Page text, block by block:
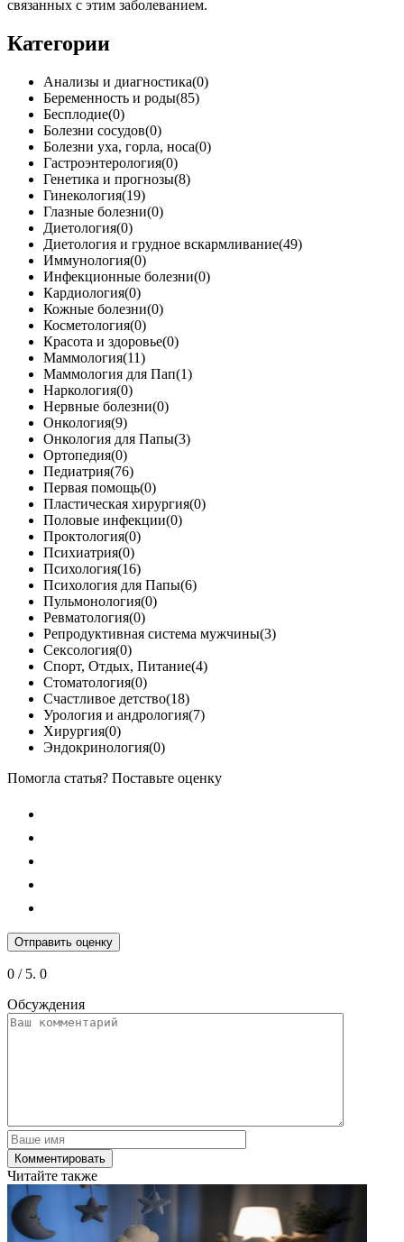
связанных с этим заболеванием.
Категории
Анализы и диагностика(0)
Беременность и роды(85)
Бесплодие(0)
Болезни сосудов(0)
Болезни уха, горла, носа(0)
Гастроэнтерология(0)
Генетика и прогнозы(8)
Гинекология(19)
Глазные болезни(0)
Диетология(0)
Диетология и грудное вскармливание(49)
Иммунология(0)
Инфекционные болезни(0)
Кардиология(0)
Кожные болезни(0)
Косметология(0)
Красота и здоровье(0)
Маммология(11)
Маммология для Пап(1)
Наркология(0)
Нервные болезни(0)
Онкология(9)
Онкология для Папы(3)
Ортопедия(0)
Педиатрия(76)
Первая помощь(0)
Пластическая хирургия(0)
Половые инфекции(0)
Проктология(0)
Психиатрия(0)
Психология(16)
Психология для Папы(6)
Пульмонология(0)
Ревматология(0)
Репродуктивная система мужчины(3)
Сексология(0)
Спорт, Отдых, Питание(4)
Стоматология(0)
Счастливое детство(18)
Урология и андрология(7)
Хирургия(0)
Эндокринология(0)
Помогла статья? Поставьте оценку
Отправить оценку
0 / 5. 0
Обсуждения
Читайте также